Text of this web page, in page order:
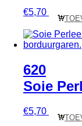
€5,70
620
Soie
€5,70